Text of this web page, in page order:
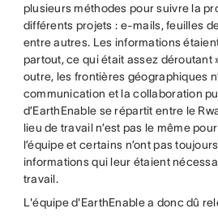
plusieurs méthodes pour suivre la
différents projets : e-mails, feuilles
entre autres. Les informations
partout, ce qui était assez déroutant
outre, les frontières géographiques
communication et la collaboration
d’EarthEnable se répartit entre le
lieu de travail n’est pas le même
l’équipe et certains n’ont pas
informations qui leur étaient
travail.
L'équipe d'EarthEnable a donc dû